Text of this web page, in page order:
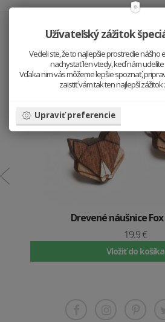
Hodí sa k
Drevené náušnice
19.9 €
Vložiť do košíka
Užívateľský zážitok
Vedeli ste, že to najlepšie prostredie
nachystať len vtedy, keď nám
Vďaka nim vás môžeme lepšie spoznať,
zaistiť vám tak ten najlepší
Upraviť preferencie